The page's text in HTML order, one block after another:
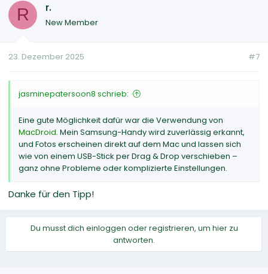
t
i
e
R r.
New Member
23. Dezember 2025 #7
jasminepatersoon8 schrieb:
Eine gute Möglichkeit dafür war die Verwendung von
MacDroid. Mein Samsung-Handy wird zuverlässig erkannt,
und Fotos erscheinen direkt auf dem Mac und lassen sich
wie von einem USB-Stick per Drag & Drop verschieben –
ganz ohne Probleme oder komplizierte Einstellungen.
Danke für den Tipp!
Du musst dich einloggen oder registrieren, um hier zu
antworten.